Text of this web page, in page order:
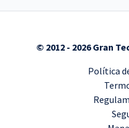
© 2012 - 2026 Gran
Política